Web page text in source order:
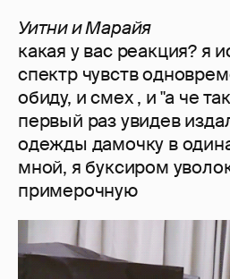
Уитни и Марайя
какая у вас реакция? я
спектр чувств
обиду, и смех , и "а че
первый раз увидев
одежды дамочку в
мной, я буксиром
примерочную